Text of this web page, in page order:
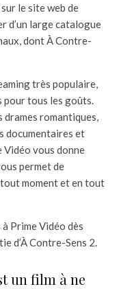
le site web de
d’un large catalogue
dont À Contre-
très populaire,
pour tous les goûts.
drames romantiques,
documentaires et
Vidéo vous donne
permet de
moment et en tout
Prime Vidéo dès
d’À Contre-Sens 2.
un film à ne